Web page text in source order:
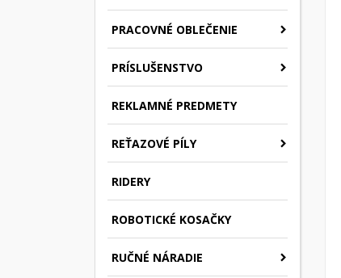
PRACOVNÉ OBLEČENIE
PRÍSLUŠENSTVO
REKLAMNÉ PREDMETY
REŤAZOVÉ PÍLY
RIDERY
ROBOTICKÉ KOSAČKY
RUČNÉ NÁRADIE